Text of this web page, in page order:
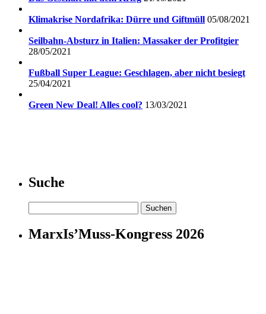
Klimakrise Nordafrika: Dürre und Giftmüll 05/08/2021
Seilbahn-Absturz in Italien: Massaker der Profitgier
28/05/2021
Fußball Super League: Geschlagen, aber nicht besiegt
25/04/2021
Green New Deal! Alles cool? 13/03/2021
Suche
nach:
MarxIs’Muss-Kongress 2026